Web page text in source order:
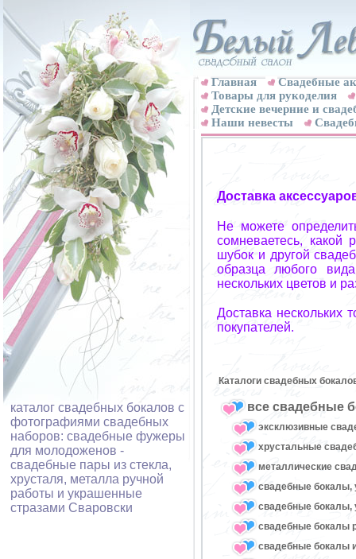
каталог свадебных бокалов с
фотографиями свадебных
наборов: свадебные фужеры
для молодоженов -
свадебные пары из стекла,
хрусталя, металла ручной
работы и украшенные
стразами Сваровски
Главная
Свадебные
Товары для рукоделия
Детские вечерние и
Наши невесты
Доставка
Не можете
сомневаетесь, какой
шубок и другой
образца любого
нескольких цветов и
Доставка нескольких
покупателей.
Каталоги свадебных
все свадебные
эксклюзивные
хрустальные
металлические
свадебные бокалы,
свадебные бокалы,
свадебные бокалы
свадебные бокалы